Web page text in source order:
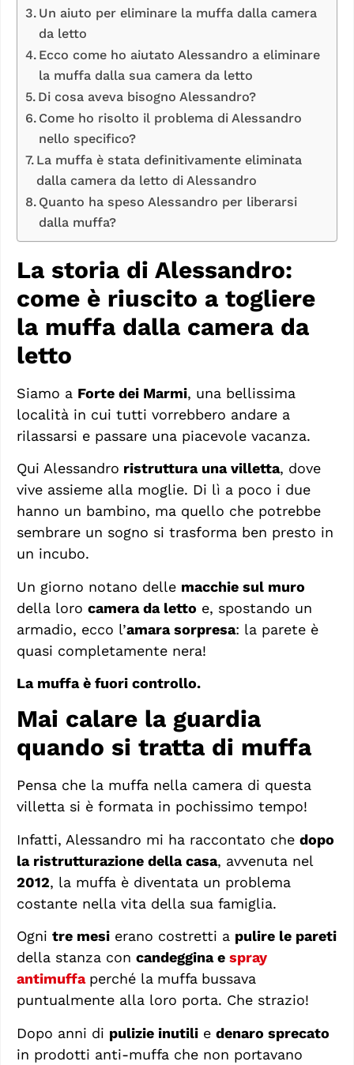
Un aiuto per eliminare la muffa dalla camera
da letto
Ecco come ho aiutato Alessandro a eliminare
la muffa dalla sua camera da letto
Di cosa aveva bisogno Alessandro?
Come ho risolto il problema di Alessandro
nello specifico?
La muffa è stata definitivamente eliminata
dalla camera da letto di Alessandro
Quanto ha speso Alessandro per liberarsi
dalla muffa?
La storia di Alessandro:
come è riuscito a togliere
la muffa dalla camera da
letto
Siamo a Forte dei Marmi, una bellissima
località in cui tutti vorrebbero andare a
rilassarsi e passare una piacevole vacanza.
Qui Alessandro ristruttura una villetta, dove
vive assieme alla moglie. Di lì a poco i due
hanno un bambino, ma quello che potrebbe
sembrare un sogno si trasforma ben presto in
un incubo.
Un giorno notano delle macchie sul muro
della loro camera da letto e, spostando un
armadio, ecco l’amara sorpresa: la parete è
quasi completamente nera!
La muffa è fuori controllo.
Mai calare la guardia
quando si tratta di muffa
Pensa che la muffa nella camera di questa
villetta si è formata in pochissimo tempo!
Infatti, Alessandro mi ha raccontato che dopo
la ristrutturazione della casa, avvenuta nel
2012, la muffa è diventata un problema
costante nella vita della sua famiglia.
Ogni tre mesi erano costretti a pulire le pareti
della stanza con candeggina e spray
antimuffa perché la muffa bussava
puntualmente alla loro porta. Che strazio!
Dopo anni di pulizie inutili e denaro sprecato
in prodotti anti-muffa che non portavano